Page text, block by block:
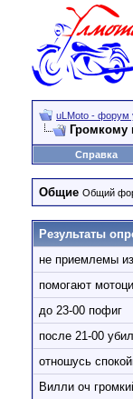
uLMoto - форум
Громкому
Справка
Общие Общий
Результаты
не приемлемы
помогают
до 23-00 пофиг
после 21-00
отношусь
Вилли оч